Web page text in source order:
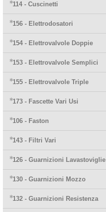
114 - Cuscinetti
156 - Elettrodosatori
154 - Elettrovalvole Doppie
153 - Elettrovalvole Semplici
155 - Elettrovalvole Triple
173 - Fascette Vari Usi
106 - Faston
143 - Filtri Vari
126 - Guarnizioni Lavastoviglie
130 - Guarnizioni Mozzo
132 - Guarnizioni Resistenza